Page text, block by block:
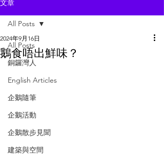
文章
All Posts
銅鑼灣人
English Articles
企鵝隨筆
企鵝活動
企鵝散步見聞
建築與空間
All Posts
鵝食唔出鮮味？
2024年9月16日